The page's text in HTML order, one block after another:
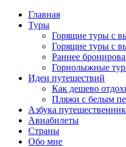
Главная
Туры
Горящие туры с
Горящие туры с
Раннее
Горнолыжные
Идеи путешествий
Как дешево
Пляжи с белым
Азбука
Авиабилеты
Страны
Обо мне